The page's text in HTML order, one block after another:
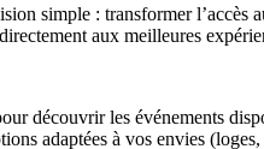
simple : transformer
aux meilleures
découvrir les événements
adaptées à vos envies